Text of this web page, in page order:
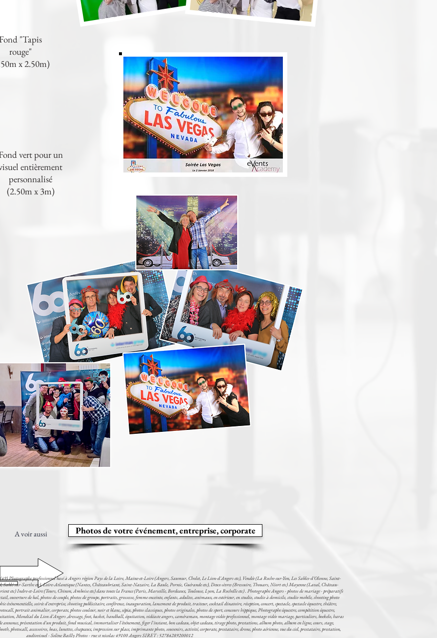
"Tapis
rouge"
x 2.50m)
vert pour un
entièrement
personnalisé
(2.50m x 3m)
A voir aussi Photos de votre événement, entreprise, corporate
Photographe professionnel basé à Angers région Pays de la Loire, Maine-et-Loire (Angers, Saumur, Cholet, Le Lion-d'Angers etc), Vendée (La Roche-sur-Yon, Les Sables-d'Olonne, Saint-
Sablé-sur-Sarthe etc), Loire-Atlantique (Nantes, Châteaubriant, Saint-Nazaire, La Baule, Pornic, Guérande etc), Deux-sèvres (Bressuire, Thouars, Niort etc) Mayenne (Laval, Château-
etc) Indre-et-Loire (Tours, Chinon, Amboise etc) dans toute la France (Paris, Marseille, Bordeaux, Toulouse, Lyon, La Rochelle etc) . Photographe Angers - photos de mariage - préparatifs
ouverture de bal, photos de couple, photos de groupe, portraits, grossesse, femme enceinte, enfants, adultes, animaux, en extérieur, en studio, studio à domicile, studio mobile, shooting photo
événementielle, soirée d'entreprise, shooting publicitaire, conférence, inauguration, lancement de produit, traiteur, cocktail dinatoire, réception, concert, spectacle, spectacle équestre, théâtre,
portrait animalier, corporate, photos couleur, noir et blanc, sépia, photos classiques, photos originales, photos de sport, concours hippique, Photographe équestre, compétition équestre,
Mondial du Lion d'Angers ,dressage, foot, basket, handball, équitation, vidéaste angers, caméraman, montage vidéo professionnel, montage vidéo mariage, particuliers, boekelo, haras
présentation d'un produit, fond musical, immortaliser l'événement, figer l'instant, bon cadeau, objet cadeau, tirage photo, prestations, album photo, album en ligne, cours, stage,
photocall, accessoires, boas, lunettes, chapeaux, impression sur place, imprimante photo, souvenirs, activité, corporate, prestataire, drone, photo aérienne, vue du ciel, prestataire, prestation,
audiovisuel - Solène Bailly Photos - rue st nicolas 49100 Angers SIRET : 52784289200012